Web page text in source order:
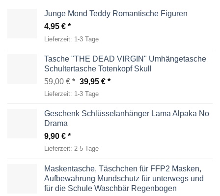
Junge Mond Teddy Romantische Figuren
4,95 €
Lieferzeit: 1-3 Tage
Tasche "THE DEAD VIRGIN" Umhängetasche
Schultertasche Totenkopf Skull
59,00€
Ursprünglicher
Preis
59,00 €
39,95 € Aktueller
39,95 €.
Lieferzeit: 1-3 Tage
Geschenk Schlüsselanhänger Lama Alpaka No
Drama
9,90 €
Lieferzeit: 2-5 Tage
Maskentasche, Täschchen für FFP2 Masken,
Aufbewahrung Mundschutz für unterwegs und
für die Schule Waschbär Regenbogen